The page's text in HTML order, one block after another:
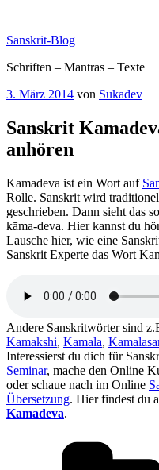
springen
Sanskrit-Blog
Schriften – Mantras – Texte
Veröffentlicht
3. März 2014 von Sukadev
Sanskrit
anhören
Kamadeva ist ein Wort auf
Rolle. Sanskrit wird
geschrieben. Dann sieht das
kāma-deva. Hier kannst du
Lausche hier, wie eine
Sanskrit Experte das Wort
Andere Sanskritwörter sind
Kamakshi, Kamala,
Interessierst du dich für
Seminar, mache den Online
oder schaue nach im Online
Übersetzung. Hier findest du
Kamadeva.